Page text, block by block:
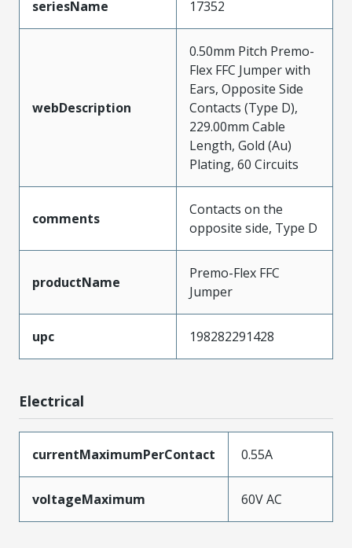
seriesName 17352
webDescription
0.50mm Pitch Premo-
Flex FFC Jumper with
Ears, Opposite Side
Contacts (Type D),
229.00mm Cable
Length, Gold (Au)
Plating, 60 Circuits
comments
Contacts on the
opposite side, Type D
productName
Premo-Flex FFC
Jumper
upc 198282291428
Electrical
currentMaximumPerContact 0.55A
voltageMaximum 60V AC